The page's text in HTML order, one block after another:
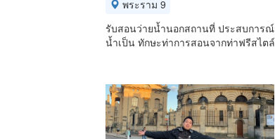
พระราม 9
รับสอนว่ายน้ำนอกสถานที่ ประสบการณ์
น้ำเป็น ทักษะท่าการสอนจากท่าฟรีสไต